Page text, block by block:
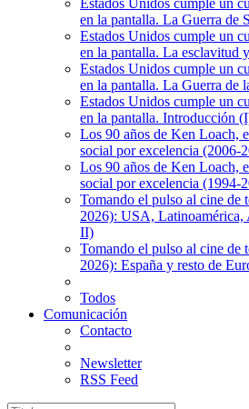
Estados Unidos cumple un
en la pantalla. La Guerra de
Estados Unidos cumple un
en la pantalla. La esclavitud
Estados Unidos cumple un
en la pantalla. La Guerra de
Estados Unidos cumple un
en la pantalla. Introducción
Los 90 años de Ken Loach,
social por excelencia (2006-
Los 90 años de Ken Loach,
social por excelencia (1994-
Tomando el pulso al cine
2026): USA,
II)
Tomando el pulso al cine
2026): España y resto de
Todos
Comunicación
Contacto
Newsletter
RSS Feed